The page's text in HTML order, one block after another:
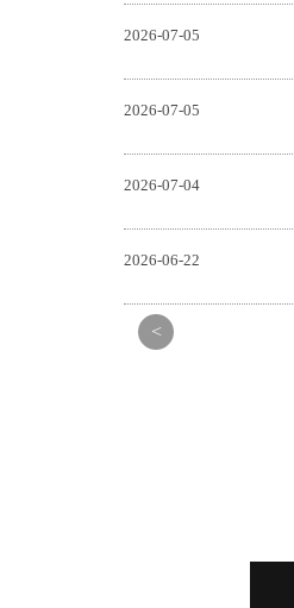
2026-07-05
2026-07-05
2026-07-04
2026-06-22
<